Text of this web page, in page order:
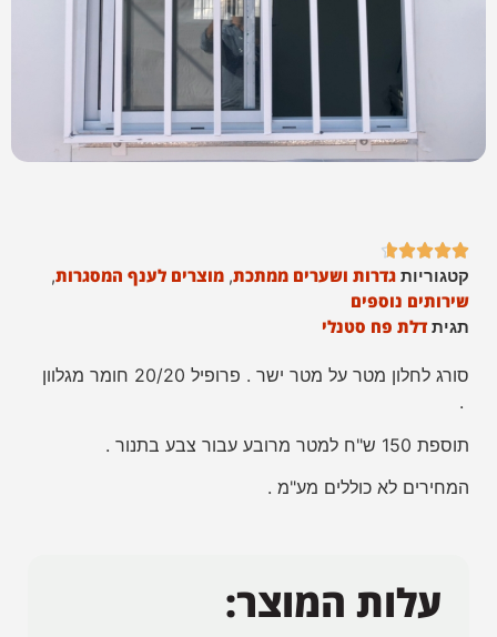





קטגוריות גדרות ושערים ממתכת, מוצרים לענף המסגרות,
שירותים נוספים
תגית דלת פח סטנלי
סורג לחלון מטר על מטר ישר . פרופיל 20/20 חומר מגלוון
.
תוספת 150 ש"ח למטר מרובע עבור צבע בתנור .
המחירים לא כוללים מע"מ .
עלות המוצר: